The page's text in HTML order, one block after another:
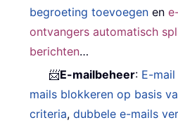
begroeting toevoegen en
ontvangers automatisch
berichten…
📨E-mailbeheer: E-
mails blokkeren op basis
criteria,dubbele e-mails